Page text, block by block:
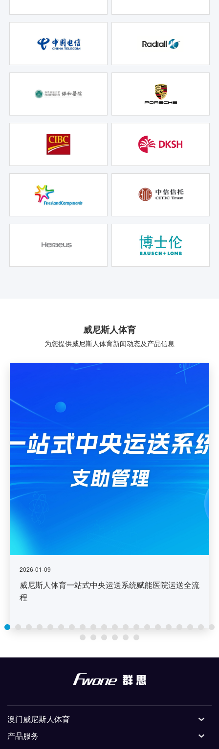
威尼斯人体育
为您提供威尼斯人体育新闻动态及产品信息
2026-01-09
威尼斯人体育一站式中央运送系统赋能医院运送全流
程
澳门威尼斯人体育
产品服务